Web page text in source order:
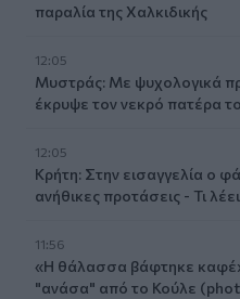
παραλία της Χαλκιδικής
12:05
Μυστράς: Με ψυχολογικά
έκρυψε τον νεκρό πατέρα
12:05
Κρήτη: Στην εισαγγελία ο
ανήθικες προτάσεις - Τι
11:56
«Η θάλασσα βάφτηκε
"ανάσα" από το Κούλε